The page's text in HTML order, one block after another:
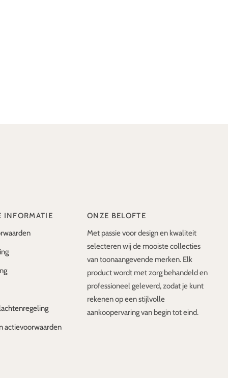
INFORMATIE
actievoorwaarden
ONZE BELOFTE
Met passie voor design en kwaliteit
selecteren wij de mooiste collecties
van toonaangevende merken. Elk
product wordt met zorg behandeld en
professioneel geleverd, zodat je kunt
rekenen op een stijlvolle
aankoopervaring van begin tot eind.